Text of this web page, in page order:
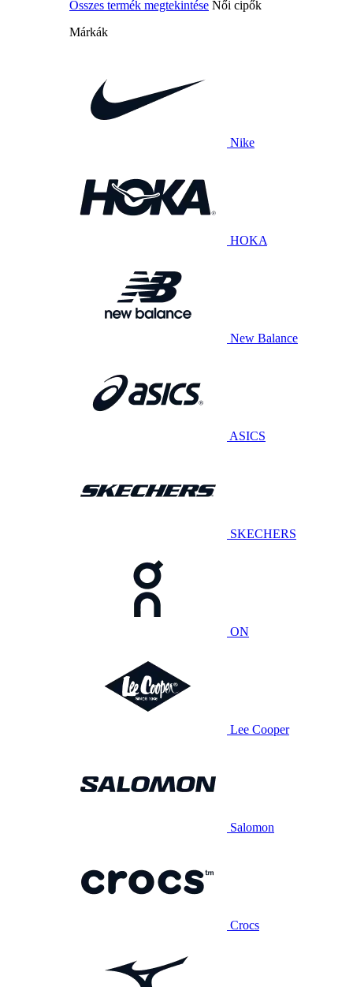
Összes termék megtekintése Női cipők
Márkák
Nike
HOKA
New Balance
ASICS
SKECHERS
ON
Lee Cooper
Salomon
Crocs